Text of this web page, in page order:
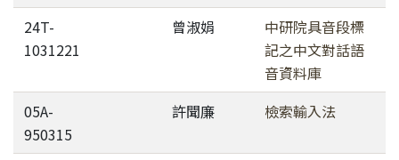
24T-
1031221
曾淑娟
中研院具音段標
記之中文對話語
音資料庫
05A-
950315
許聞廉 檢索輸入法